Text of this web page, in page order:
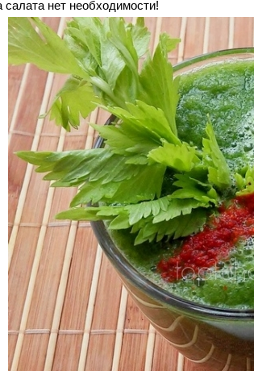
салата нет необходимости!